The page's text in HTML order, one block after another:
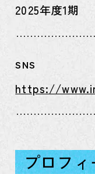
2025年度1期
SNS
https://
プロフィ